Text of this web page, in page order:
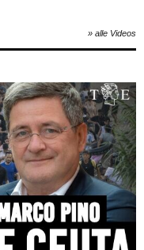
» alle Videos